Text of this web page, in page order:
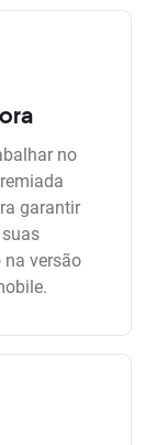
no
garantir
versão